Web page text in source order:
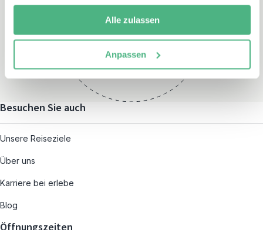
Alle zulassen
Anpassen
Montag – Freitag:
und nach individueller
Terminvereinbarung
Besuchen Sie auch
Unsere Reiseziele
Über uns
Karriere bei erlebe
Blog
Öffnungszeiten